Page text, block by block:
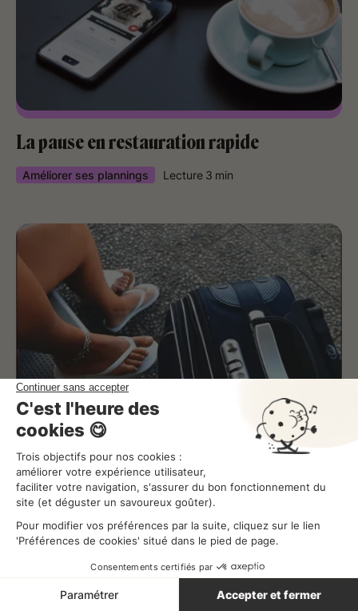
La pause en restauration rapide
Améliorer ses plannings Lecture 3 min
Les congés payés en restauration rapide
Améliorer ses plannings Lecture 3